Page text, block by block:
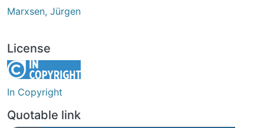
Marxsen, Jürgen
License
In Copyright
Quotable link